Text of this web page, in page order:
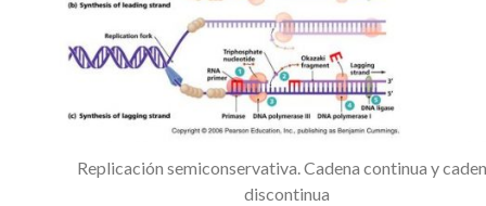
Replicación semiconservativa. Cadena continua y
discontinua